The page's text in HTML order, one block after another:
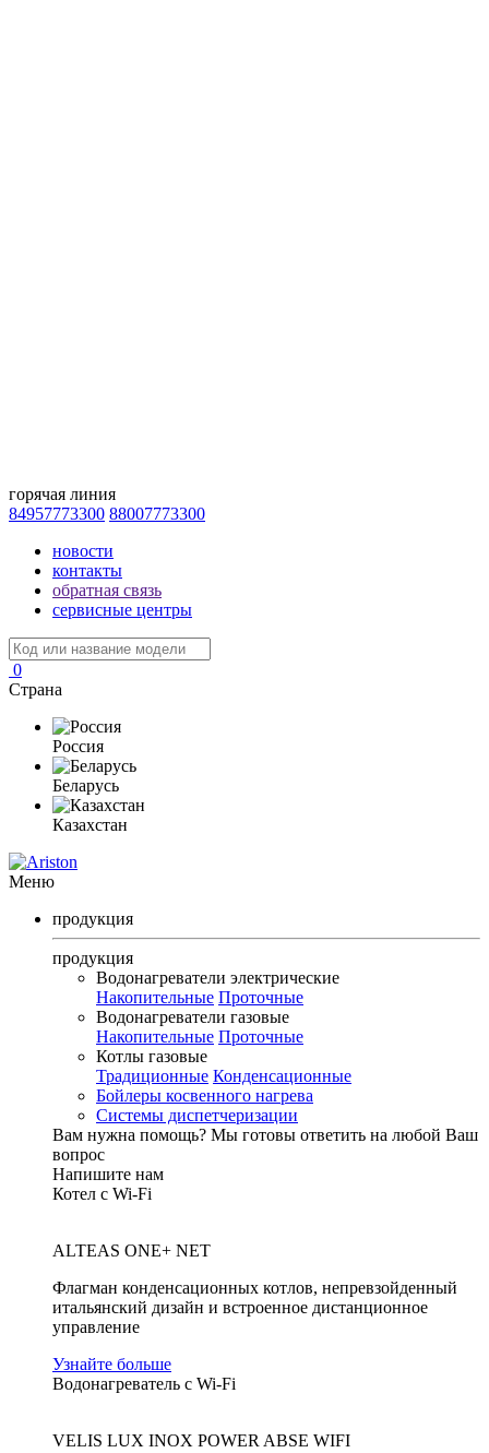
горячая линия
84957773300 88007773300
новости
контакты
обратная связь
сервисные центры
0
Страна
Россия
Беларусь
Казахстан
Меню
продукция
продукция
Водонагреватели электрические
Накопительные Проточные
Водонагреватели газовые
Накопительные Проточные
Котлы газовые
Традиционные Конденсационные
Бойлеры косвенного нагрева
Системы диспетчеризации
Вам нужна помощь? Мы готовы ответить на любой Ваш
вопрос
Напишите нам
Котел с Wi-Fi
ALTEAS ONE+ NET
Флагман конденсационных котлов, непревзойденный
итальянский дизайн и встроенное дистанционное
управление
Узнайте больше
Водонагреватель с Wi-Fi
VELIS LUX INOX POWER ABSE WIFI